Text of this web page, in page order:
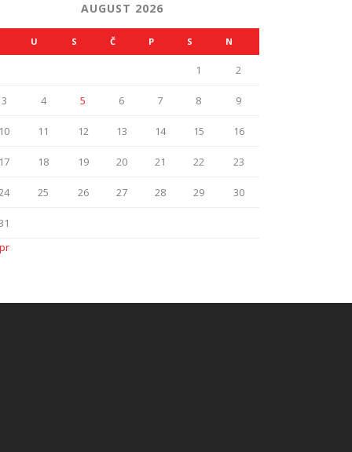
AUGUST 2026
U S Č P S N
1 2
3 4 5 6 7 8 9
11 12 13 14 15 16
18 19 20 21 22 23
25 26 27 28 29 30